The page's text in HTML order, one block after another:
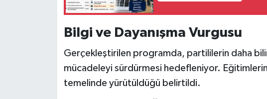
Bilgi ve Dayanışma Vurgusu
Gerçekleştirilen programda, partililerin daha
mücadeleyi sürdürmesi hedefleniyor. Eğitimlerin,
temelinde yürütüldüğü belirtildi.